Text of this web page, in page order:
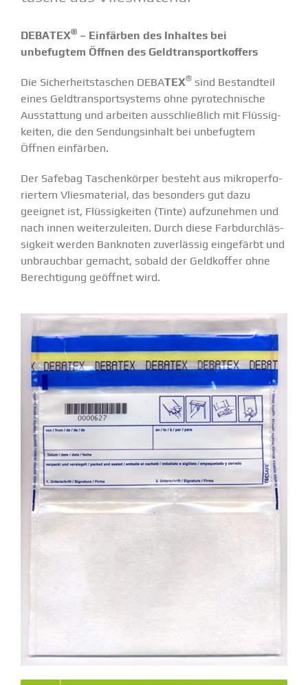
DEBATEX®– Einfärben des Inhaltes bei
unbefugtem Öffnen des Geldtrans­port­koffers
Die Sicher­heits­ta­schen DEBATEX® sind Bestandteil
eines Geldtrans­port­systems ohne pyrotech­nische
Ausstattung und arbeiten ausschließlich mit Flüssig­
keiten, die den Sendungs­inhalt bei unbefugtem
Öffnen einfärben.
Der Safebag Taschen­körper besteht aus mikro­per­fo­
riertem Vlies­ma­terial, das besonders gut dazu
geeignet ist, Flüssig­keiten (Tinte) aufzu­nehmen und
nach innen weiter­zu­leiten. Durch diese Farbdurch­läs­
sigkeit werden Banknoten zuver­lässig einge­färbt und
unbrauchbar gemacht, sobald der Geldkoffer ohne
Berech­tigung geöffnet wird.